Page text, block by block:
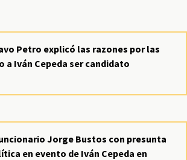
Petro explicó las razones por las
a Iván Cepeda ser candidato
Jorge Bustos con presunta
en evento de Iván Cepeda en